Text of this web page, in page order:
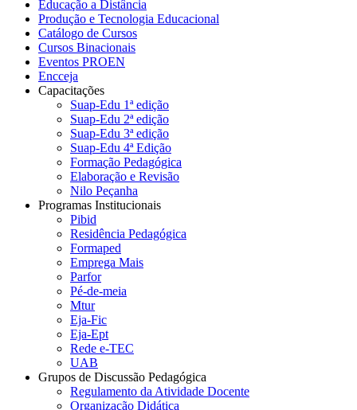
Educação a Distância
Produção e Tecnologia Educacional
Catálogo de Cursos
Cursos Binacionais
Eventos PROEN
Encceja
Capacitações
Suap-Edu 1ª edição
Suap-Edu 2ª edição
Suap-Edu 3ª edição
Suap-Edu 4ª Edição
Formação Pedagógica
Elaboração e Revisão
Nilo Peçanha
Programas Institucionais
Pibid
Residência Pedagógica
Formaped
Emprega Mais
Parfor
Pé-de-meia
Mtur
Eja-Fic
Eja-Ept
Rede e-TEC
UAB
Grupos de Discussão Pedagógica
Regulamento da Atividade Docente
Organização Didática